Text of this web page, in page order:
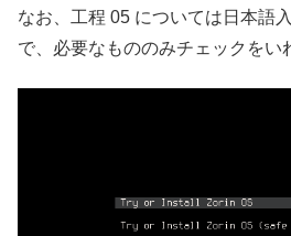
なお、工程 05 については日本語
で、必要なもののみチェックをい